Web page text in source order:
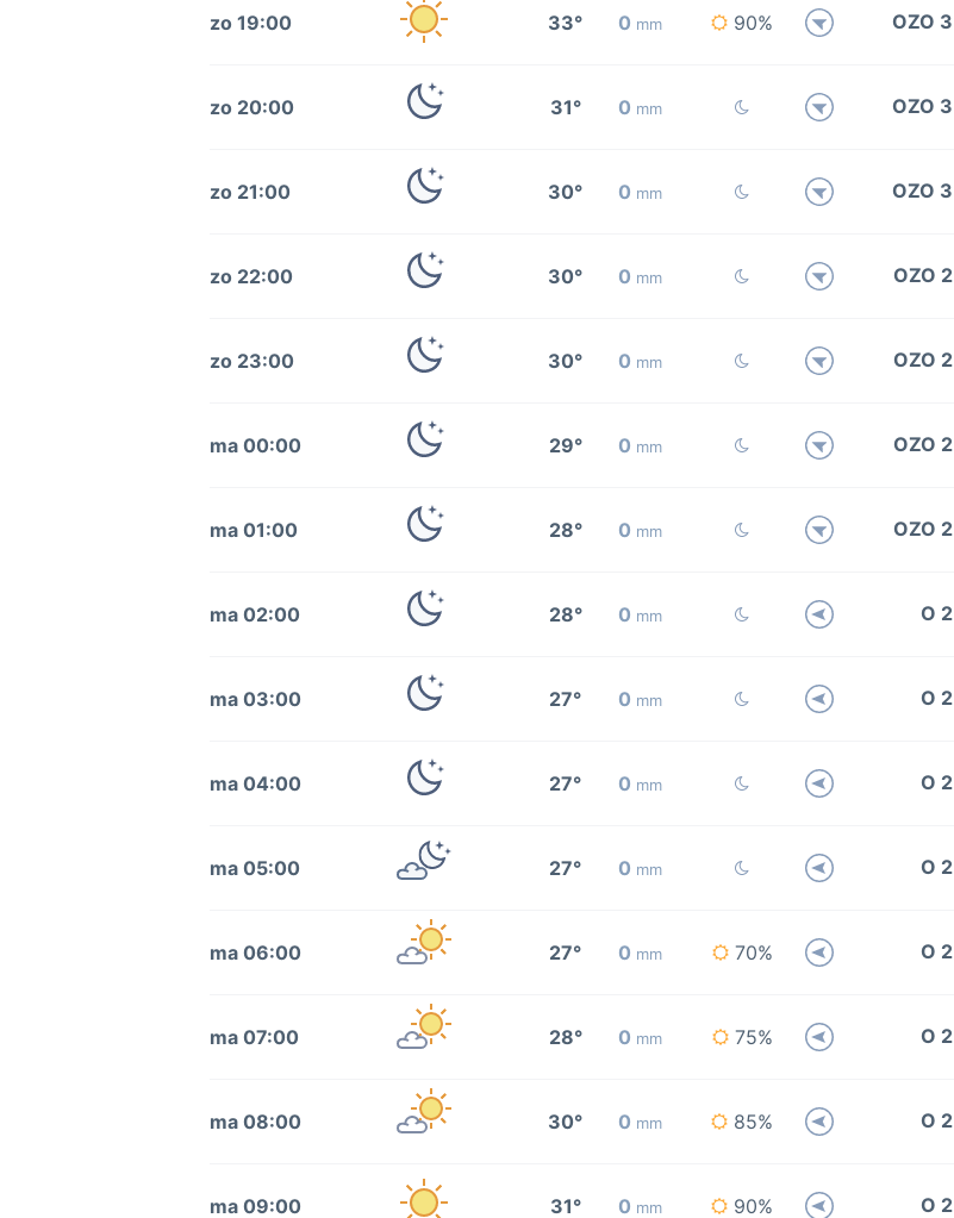
zo 19:00 33° 0 mm 90% OZO 3
zo 20:00 31° 0 mm OZO 3
zo 21:00 30° 0 mm OZO 3
zo 22:00 30° 0 mm OZO 2
zo 23:00 30° 0 mm OZO 2
ma 00:00 29° 0 mm OZO 2
ma 01:00 28° 0 mm OZO 2
ma 02:00 28° 0 mm O 2
ma 03:00 27° 0 mm O 2
ma 04:00 27° 0 mm O 2
ma 05:00 27° 0 mm O 2
ma 06:00 27° 0 mm 70% O 2
ma 07:00 28° 0 mm 75% O 2
ma 08:00 30° 0 mm 85% O 2
ma 09:00 31° 0 mm 90% O 2